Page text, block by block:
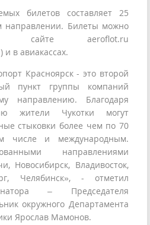
билетов составляет 25
направлении. Билеты можно
сайте aeroflot.ru
) и в авиакассах.
Красноярск - это второй
пункт группы компаний
направлению. Благодаря
жители Чукотки могут
стыковки более чем по 70
числе и международным.
направлениями
Новосибирск, Владивосток,
Челябинск», - отметил
– Председателя
окружного Департамента
Ярослав Мамонов.